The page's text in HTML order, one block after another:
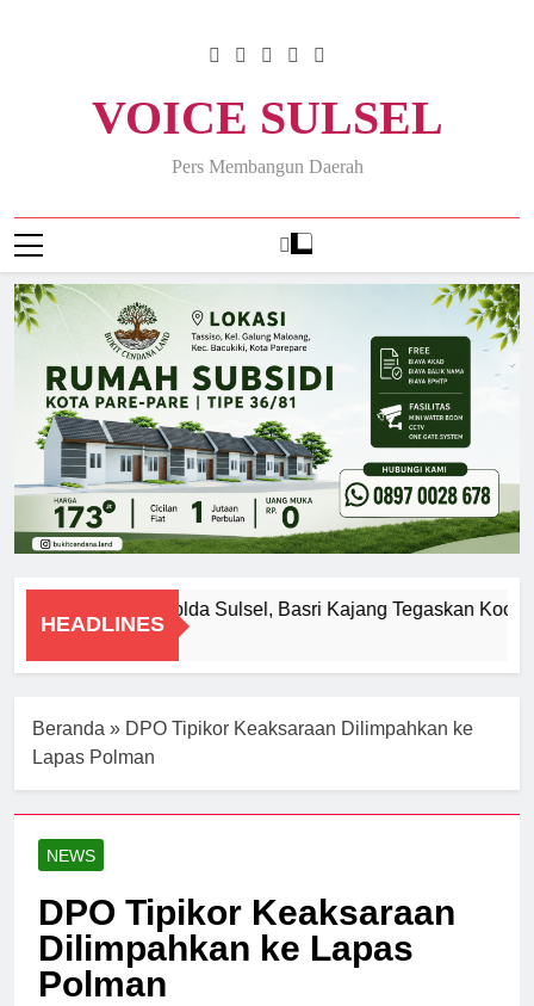
VOICE SULSEL
Pers Membangun Daerah
HEADLINES
Diperiksa Polda Sulsel, Basri Kajang Tegaskan
Beranda » DPO Tipikor Keaksaraan Dilimpahkan ke
Lapas Polman
NEWS
DPO Tipikor Keaksaraan
Dilimpahkan ke Lapas
Polman